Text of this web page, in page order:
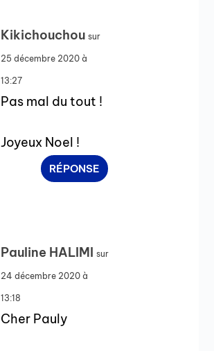
Kikichouchou sur
25 décembre 2020 à
13:27
Pas mal du tout !
Joyeux Noel !
RÉPONSE
Pauline HALIMI sur
24 décembre 2020 à
13:18
Cher Pauly